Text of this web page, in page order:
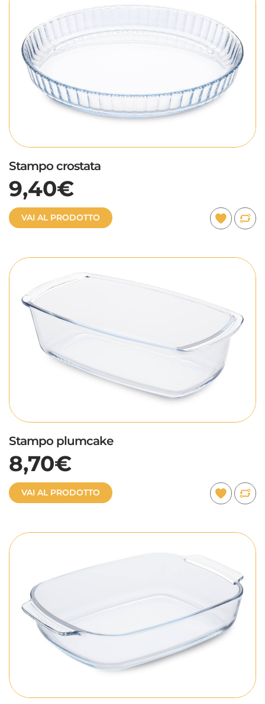
Stampo crostata
9,40€
VAI AL PRODOTTO
Stampo plumcake
8,70€
VAI AL PRODOTTO